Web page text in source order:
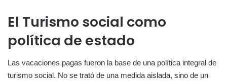
El Turismo social como
política de estado
Las vacaciones pagas fueron la base de una política integral de
turismo social. No se trató de una medida aislada, sino de un